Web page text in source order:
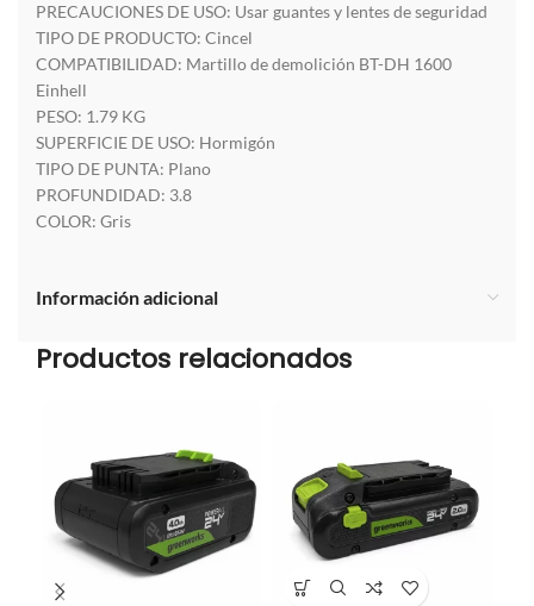
PRECAUCIONES DE USO: Usar guantes y lentes de seguridad
TIPO DE PRODUCTO: Cincel
COMPATIBILIDAD: Martillo de demolición BT-DH 1600
Einhell
PESO: 1.79 KG
SUPERFICIE DE USO: Hormigón
TIPO DE PUNTA: Plano
PROFUNDIDAD: 3.8
COLOR: Gris
Información adicional
Productos relacionados